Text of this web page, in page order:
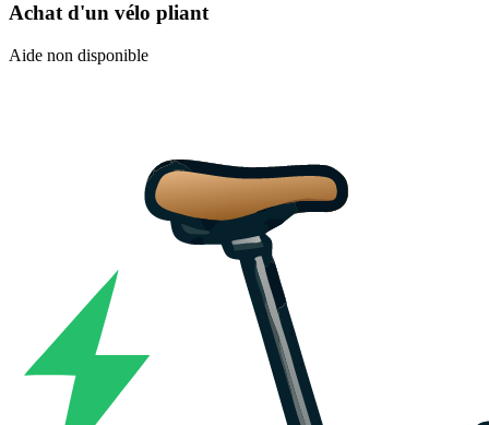
Achat d'un vélo pliant
Aide non disponible